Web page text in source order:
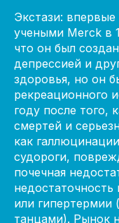
Экстази:
учеными Merck в
что он был
депрессией и
здоровья, но он
рекреационного
году после того,
смертей и
как
судороги,
почечная
или гипертермии
танцами). Рынок